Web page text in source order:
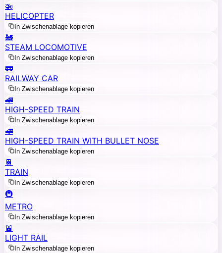
🚁
HELICOPTER
In Zwischenablage kopieren
🚂
STEAM LOCOMOTIVE
In Zwischenablage kopieren
🚃
RAILWAY CAR
In Zwischenablage kopieren
🚄
HIGH-SPEED TRAIN
In Zwischenablage kopieren
🚅
HIGH-SPEED TRAIN WITH BULLET NOSE
In Zwischenablage kopieren
🚆
TRAIN
In Zwischenablage kopieren
🚇
METRO
In Zwischenablage kopieren
🚈
LIGHT RAIL
In Zwischenablage kopieren